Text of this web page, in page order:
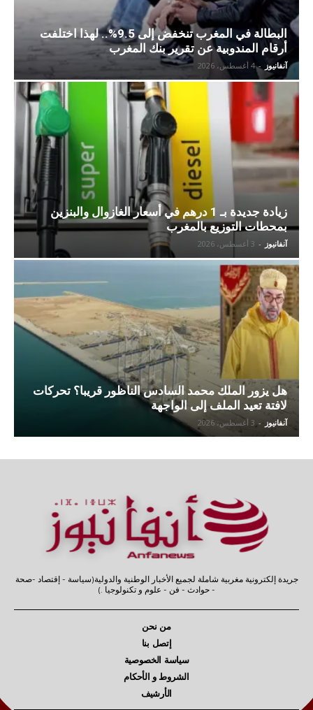
البطالة في المغرب تنخفض إلى 9.5%.. لهذا اختلفت
أرقام المندوبية عن تقرير بنك المغرب
آنفانيوز - 4 أغسطس، 2026
زيادة جديدة بـ 1 درهم في أسعار الغازوال والبنزين
بمحطات التوزيع بالمغرب
آنفانيوز - 3 أغسطس، 2026
هل يزور الملك محمد السادس الناظور قريبا؟ تحركات
لافتة تعيد الملف إلى الواجهة
آنفانيوز - 3 أغسطس، 2026
جريدة إلكترونية مغربية شاملة لجميع الأخبار الوطنية والدولية(سياسة - إقتصاد -صحة
- حوادث - فن - علوم و تكنولوجيا .)
من نحن
إتصل بنا
سياسة الخصوصية
الشروط و الأحكام
الأرشيف